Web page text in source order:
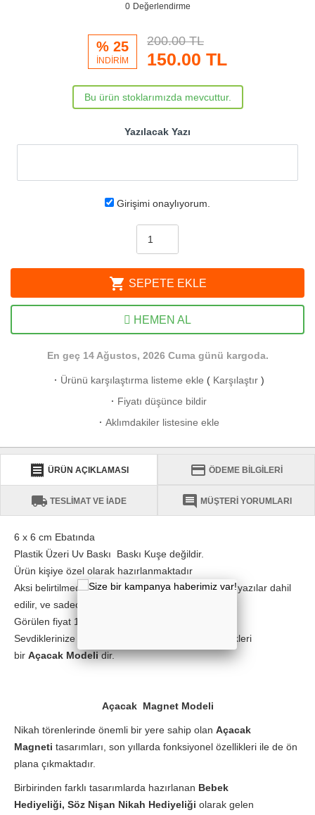
0 Değerlendirme
% 25
İNDİRİM
200.00 TL
150.00 TL
Bu ürün stoklarımızda mevcuttur.
Yazılacak Yazı
Girişimi onaylıyorum.
shopping_cart SEPETE EKLE
HEMEN AL
En geç 14 Ağustos, 2026 Cuma günü kargoda.
· Ürünü karşılaştırma listeme ekle ( Karşılaştır)
· Fiyatı düşünce bildir
· Aklımdakiler listesine ekle
receipt ÜRÜN AÇIKLAMASI credit_card ÖDEME BİLGİLERİ
local_shipping TESLİMAT VE İADE comment MÜŞTERİ YORUMLARI
6 x 6 cm Ebatında
Plastik Üzeri Uv Baskı Baskı Kuşe değildir.
Ürün kişiye özel olarak hazırlanmaktadır
Aksi belirtilmediği sürece ürün görselindeki söz ve yazılar dahil
edilir, ve sadece İsim kısmı değiştirilir
Görülen fiyat 10 adet için geçerlidir.
Sevdiklerinize sizden bir anı olarak saklaya bilecekleri
bir Açacak Modelidir.
Açacak Magnet Modeli
Nikah törenlerinde önemli bir yere sahip olan Açacak
Magneti tasarımları, son yıllarda fonksiyonel özellikleri ile de ön
plana çıkmaktadır.
Birbirinden farklı tasarımlarda hazırlanan Bebek
Hediyeliği, Söz Nişan Nikah Hediyeliği olarak gelen